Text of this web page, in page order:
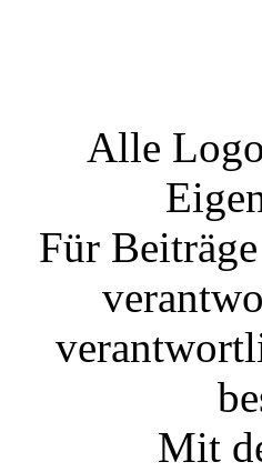
Alle
Für
Mit